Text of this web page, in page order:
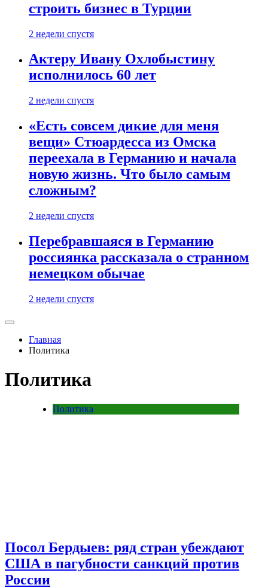
строить бизнес в Турции
2 недели спустя
Актеру Ивану Охлобыстину
исполнилось 60 лет
2 недели спустя
«Есть совсем дикие для меня
вещи» Стюардесса из Омска
переехала в Германию и начала
новую жизнь. Что было самым
сложным?
2 недели спустя
Перебравшаяся в Германию
россиянка рассказала о странном
немецком обычае
2 недели спустя
Главная
Политика
Политика
Политика
Посол Бердыев: ряд стран убеждают
США в пагубности санкций против
России